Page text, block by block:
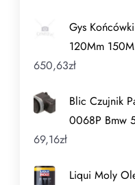
Gys
120Mm
650,63zł
Blic Czujnik
0068P Bmw
69,16zł
Liqui Moly